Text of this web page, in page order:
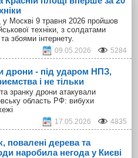
у Москві 9 травня 2026 пройшов
техніки, з солдатами
збоями інтернету.
09.05.2026 5284
дрони - під ударом НПЗ,
і не тільки
зранку дрони атакували
область РФ: вибухи
17.05.2026 4835
повалені дерева та
наробила негода у Києві